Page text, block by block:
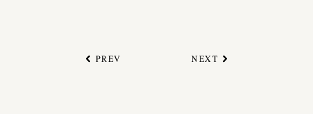
PREV NEXT